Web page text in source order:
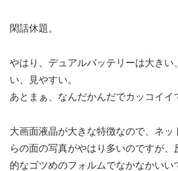
閑話休題。
やはり、デュアルバッテリーは大きい
い、見やすい。
あとまぁ、なんだかんだでカッコイイ
大画面液晶が大きな特徴なので、ネッ
らの面の写真がやはり多いのですが
的なゴツめのフォルムでなかなかいい